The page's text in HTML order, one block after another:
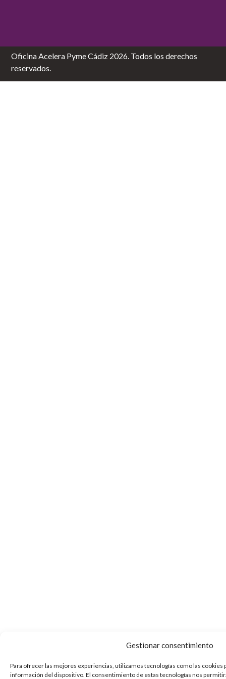
Gestionar consentimiento
Para ofrecer las mejores experiencias, utilizamos tecnologías como las cookies
información del dispositivo. El consentimiento de estas tecnologías nos
Oficina Acelera Pyme Cádiz 2026. Todos los derechos
reservados.